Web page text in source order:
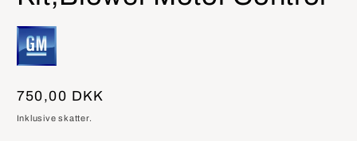
Normalpris
750,00 DKK
Inklusive skatter.